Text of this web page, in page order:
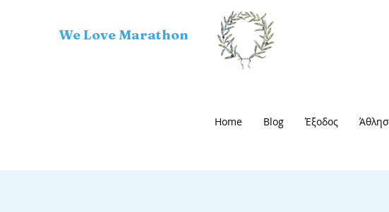
We Love Marathon
Home Blog Έξοδος